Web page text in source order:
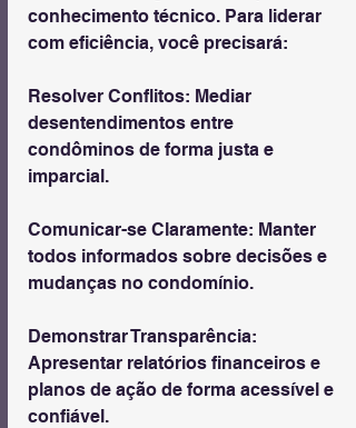
conhecimento técnico. Para liderar
com eficiência, você precisará:
Resolver Conflitos: Mediar
desentendimentos entre
condôminos de forma justa e
imparcial.
Comunicar-se Claramente: Manter
todos informados sobre decisões e
mudanças no condomínio.
Demonstrar Transparência:
Apresentar relatórios financeiros e
planos de ação de forma acessível e
confiável.